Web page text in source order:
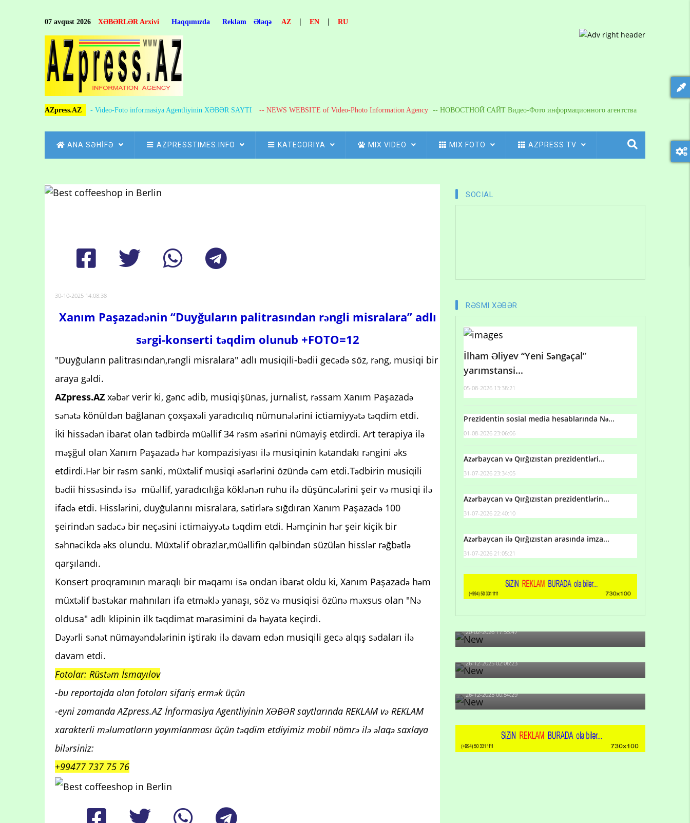
07 avqust 2026 XƏBƏRLƏR Arxivi Haqqımızda Reklam Əlaqə AZ | EN | RU
AZpress.AZ - Video-Foto informasiya Agentliyinin XƏBƏR SAYTI -- NEWS WEBSITE of Video-Photo Information Agency -- НОВОСТНОЙ САЙТ Видео-Фото информационного агентства
MAIN
NAVIGATION
ANA SƏHİFƏ AZPRESSTIMES.INFO KATEGORIYA MIX VIDEO MIX FOTO AZPRESS TV
Breadcrumb
30-10-2025 14:08:38
Xanım Paşazadənin “Duyğuların palitrasından rəngli misralara” adlı
sərgi-konserti təqdim olunub +FOTO=12
"Duyğuların palitrasından,rəngli misralara" adlı musiqili-bədii gecədə söz, rəng, musiqi bir
araya gəldi.
AZpress.AZ xəbər verir ki, gənc ədib, musiqişünas, jurnalist, rəssam Xanım Paşazadə
sənətə könüldən bağlanan çoxşaxəli yaradıcılıq nümunələrini ictiamiyyətə təqdim etdi.
İki hissədən ibarət olan tədbirdə müəllif 34 rəsm əsərini nümayiş etdirdi. Art terapiya ilə
məşğul olan Xanım Paşazadə hər kompazisiyası ilə musiqinin kətandakı rəngini əks
etdirdi.Hər bir rəsm sanki, müxtəlif musiqi əsərlərini özündə cəm etdi.Tədbirin musiqili
bədii hissəsində isə müəllif, yaradıcılığa köklənən ruhu ilə düşüncələrini şeir və musiqi ilə
ifadə etdi. Hisslərini, duyğularını misralara, sətirlərə sığdıran Xanım Paşazadə 100
şeirindən sadəcə bir neçəsini ictimaiyyətə təqdim etdi. Həmçinin hər şeir kiçik bir
səhnəcikdə əks olundu. Müxtəlif obrazlar,müəllifin qəlbindən süzülən hisslər rəğbətlə
qarşılandı.
Konsert proqramının maraqlı bir məqamı isə ondan ibarət oldu ki, Xanım Paşazadə həm
müxtəlif bəstəkar mahnıları ifa etməklə yanaşı, söz və musiqisi özünə məxsus olan "Nə
oldusa" adlı klipinin ilk təqdimat mərasimini də həyata keçirdi.
Dəyərli sənət nümayəndələrinin iştirakı ilə davam edən musiqili gecə alqış sədaları ilə
davam etdi.
Fotolar: Rüstəm İsmayılov
-bu reportajda olan fotoları sifariş ermək üçün
-eyni zamanda AZpress.AZ İnformasiya Agentliyinin XƏBƏR saytlarında REKLAM və REKLAM
xarakterli məlumatların yayımlanması üçün təqdim etdiyimiz mobil nömrə ilə əlaqə saxlaya
bilərsiniz:
+99477 737 75 76
SOCIAL
RƏSMI XƏBƏR
İlham Əliyev “Yeni Səngəçal”
yarımstansi...
05-08-2026 13:38:21
Prezidentin sosial media hesablarında Nə...
01-08-2026 23:06:06
Azərbaycan və Qırğızıstan prezidentləri...
31-07-2026 23:34:05
Azərbaycan və Qırğızıstan prezidentlərin...
31-07-2026 22:40:10
Azərbaycan ilə Qırğızıstan arasında imza...
31-07-2026 21:05:21
artıb?
20-02-2026 17:55:47
Məni bura NAZİR GÖNDƏRİB - 1937-ci ildən
fəaliyyətdə olan və...
26-12-2025 02:08:23
-Ay qız, sən məhkəməni udmayacaqsan... Sən
bilirsən də, məni...
26-12-2025 00:54:29